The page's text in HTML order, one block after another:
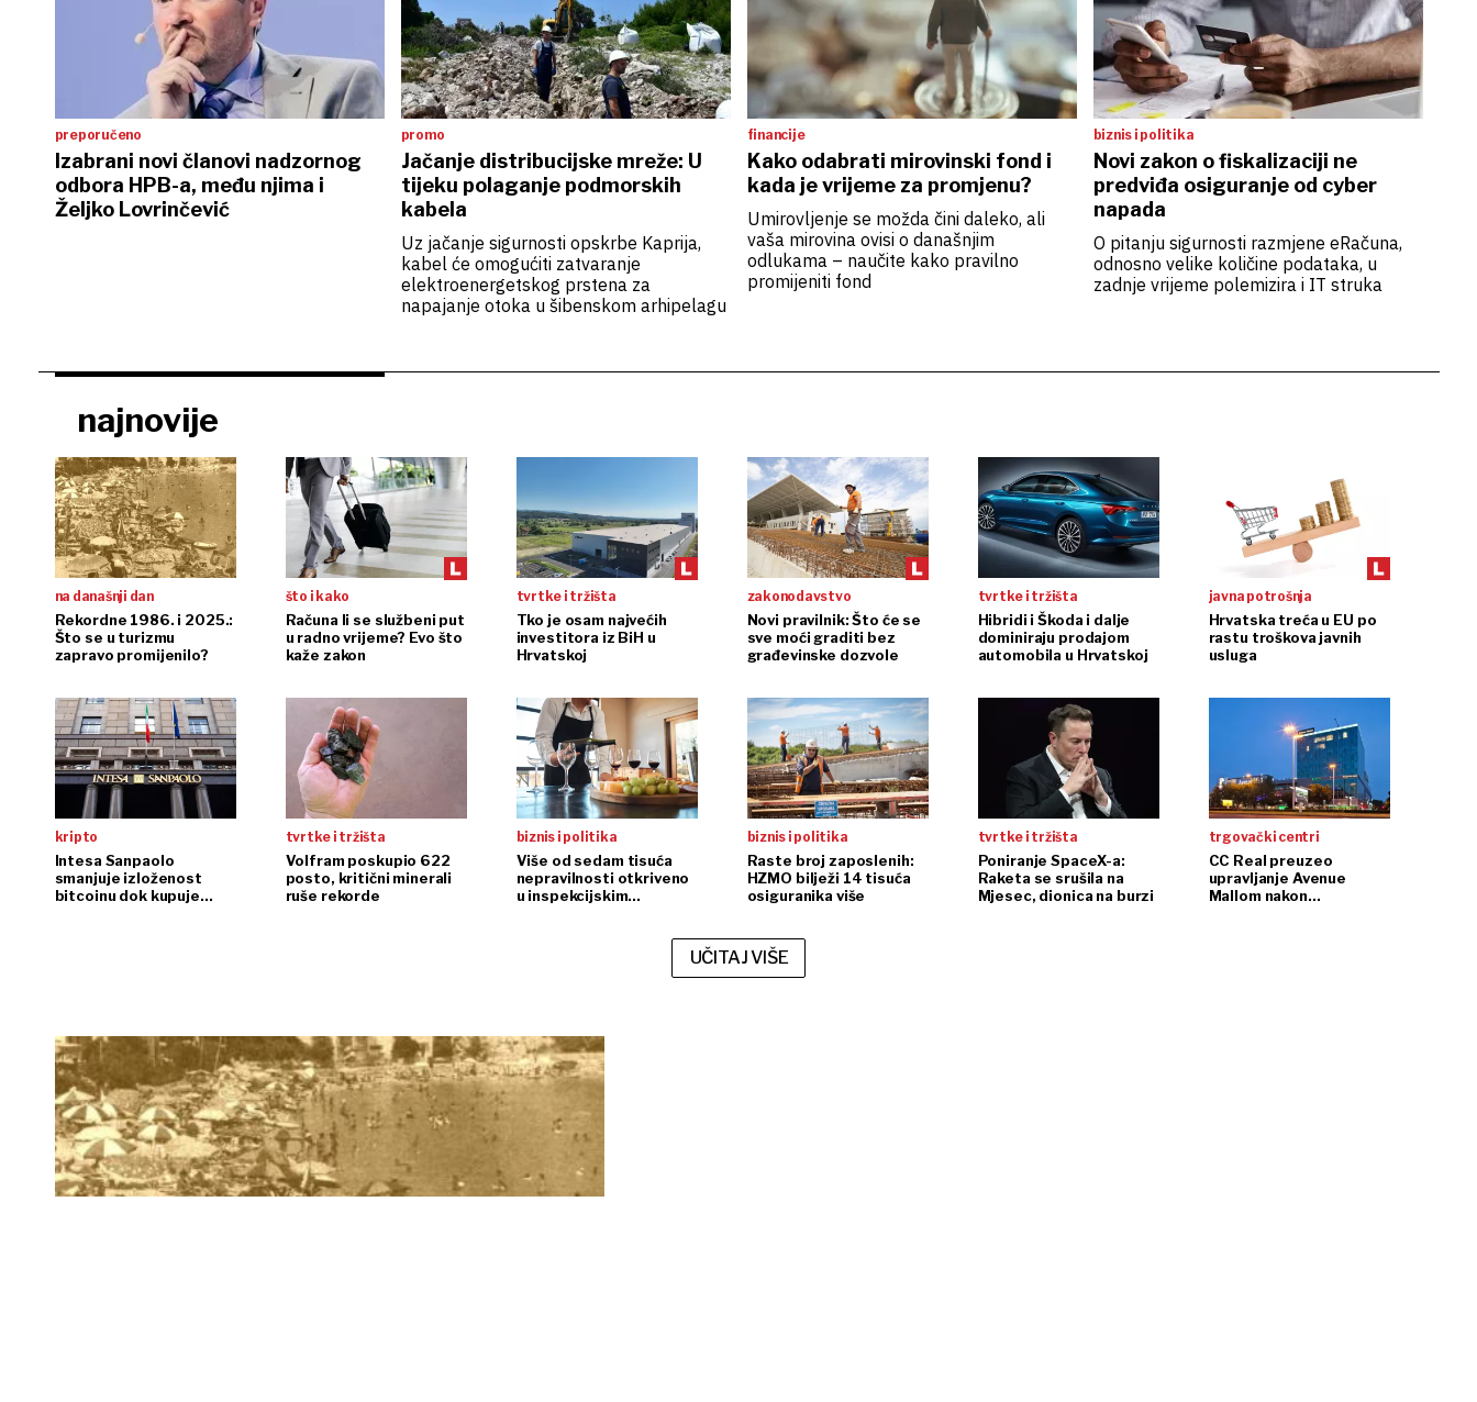
preporučeno
Izabrani novi članovi nadzornog
odbora HPB-a, među njima i
Željko Lovrinčević
promo
Jačanje distribucijske mreže: U
tijeku polaganje podmorskih
kabela
Uz jačanje sigurnosti opskrbe Kaprija,
kabel će omogućiti zatvaranje
elektroenergetskog prstena za
napajanje otoka u šibenskom arhipelagu
financije
Kako odabrati mirovinski fond i
kada je vrijeme za promjenu?
Umirovljenje se možda čini daleko, ali
vaša mirovina ovisi o današnjim
odlukama – naučite kako pravilno
promijeniti fond
biznis i politika
Novi zakon o fiskalizaciji ne
predviđa osiguranje od cyber
napada
O pitanju sigurnosti razmjene eRačuna,
odnosno velike količine podataka, u
zadnje vrijeme polemizira i IT struka
najnovije
na današnji dan
Rekordne 1986. i 2025.:
Što se u turizmu
zapravo promijenilo?
što i kako
Računa li se službeni put
u radno vrijeme? Evo što
kaže zakon
tvrtke i tržišta
Tko je osam najvećih
investitora iz BiH u
Hrvatskoj
zakonodavstvo
Novi pravilnik: Što će se
sve moći graditi bez
građevinske dozvole
tvrtke i tržišta
Hibridi i Škoda i dalje
dominiraju prodajom
automobila u Hrvatskoj
javna potrošnja
Hrvatska treća u EU po
rastu troškova javnih
usluga
kripto
Intesa Sanpaolo
smanjuje izloženost
bitcoinu dok kupuje
tvrtke i tržišta
Volfram poskupio 622
posto, kritični minerali
ruše rekorde
biznis i politika
Više od sedam tisuća
nepravilnosti otkriveno
u inspekcijskim
biznis i politika
Raste broj zaposlenih:
HZMO bilježi 14 tisuća
osiguranika više
tvrtke i tržišta
Poniranje SpaceX-a:
Raketa se srušila na
Mjesec, dionica na burzi
trgovački centri
CC Real preuzeo
upravljanje Avenue
Mallom nakon
UČITAJ VIŠE